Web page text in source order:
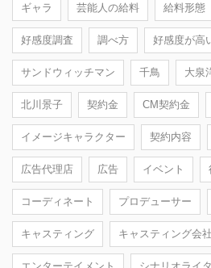
ギャラ 芸能人の給料 給料形態
好感度調査 調べ方 好感度が高
サンドウィッチマン 千鳥 大泉
北川景子 契約金 CM契約金
イメージキャラクター 契約内容
広告代理店 広告 イベント
コーディネート プロデューサー
キャスティング キャスティング会社